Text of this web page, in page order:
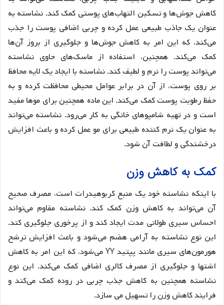
کاهش جوش‌ها و تسکین التهاب‌های پوستی کمک کند. نشاسته به
عنوان یک جاذب طبیعی عمل کرده و چربی اضافی پوست را جذب
می‌کند، که این امر به کاهش جوش‌ها و جلوگیری از بروز آن‌ها
کمک می‌کند. همچنین، استفاده از ماسک‌های حاوی نشاسته
می‌تواند پوست را نرم و لطیف کند. نشاسته با ایجاد یک لایه محافظ
بر روی پوست، از آن در برابر عوامل محیطی محافظت کرده و به
حفظ رطوبت پوست کمک می‌کند. این ماده همچنین برای موها مفید
است و در تهیه شامپوهای خانگی به کار می‌رود. نشاسته می‌تواند
به عنوان یک نرم کننده طبیعی برای مو عمل کرده و باعث افزایش
درخشندگی و لطافت آن شود.
کمک به کاهش وزن
با اینکه نشاسته خود یک منبع کربوهیدرات است، مصرف صحیح
آن می‌تواند به کاهش وزن کمک کند. نشاسته مقاوم می‌تواند
احساس سیری طولانی مدت ایجاد کند و از پرخوری جلوگیری کند.
این نوع نشاسته به آرامی هضم می‌شود و باعث افزایش ترشح
هورمون‌های سیری مانند پپتید YY می‌شود، که این امر به کاهش
اشتها و جلوگیری از مصرف کالری اضافی کمک می‌کند. این نوع
نشاسته همچنین به کاهش جذب چربی در روده کمک می‌کند و
فرایند کاهش وزن را تسهیل می سازد.